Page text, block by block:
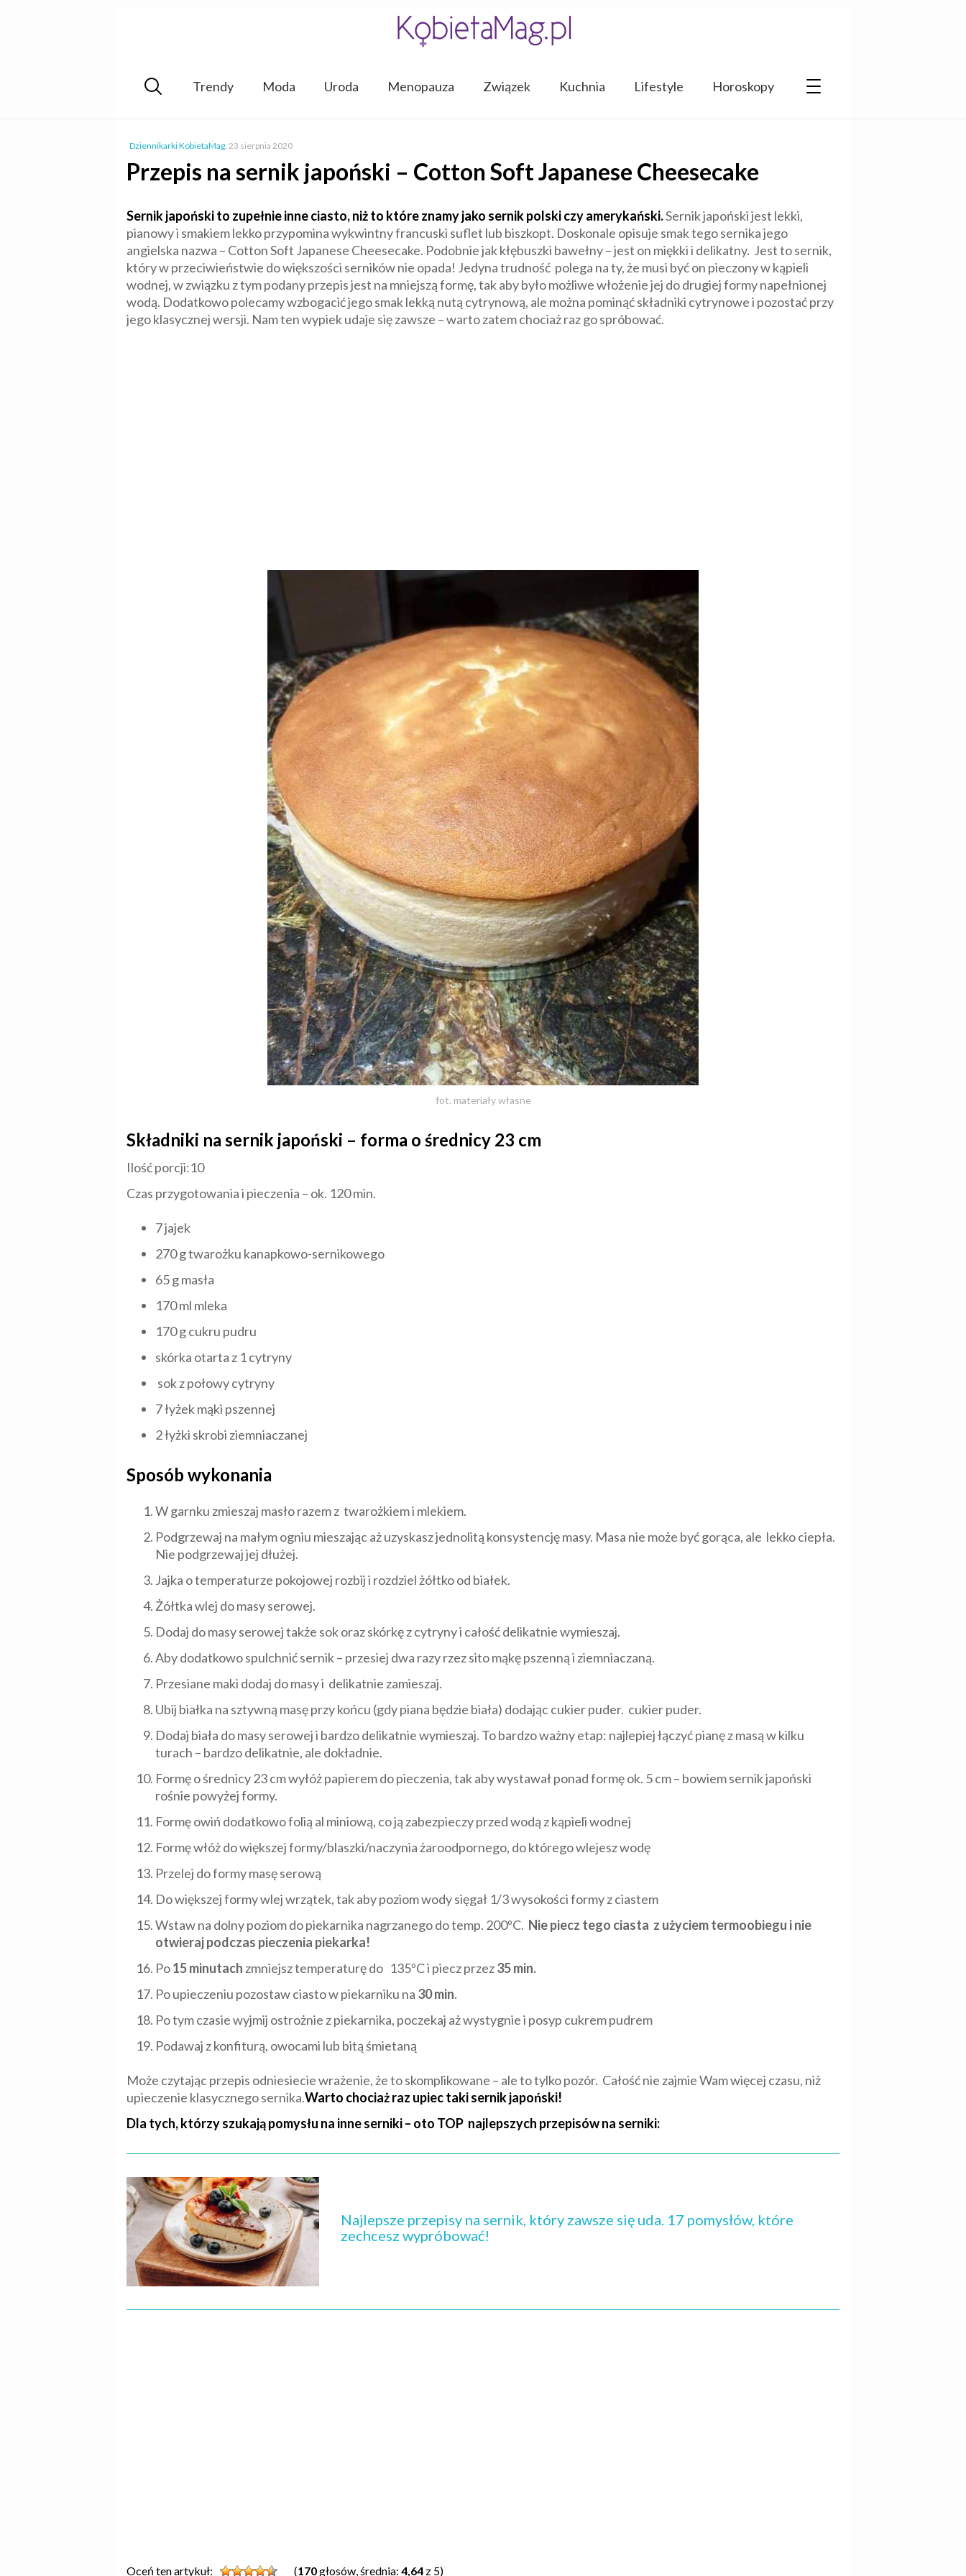
Trendy Moda Uroda Menopauza Związek Kuchnia Lifestyle Horoskopy
Dziennikarki KobietaMag, 23 sierpnia 2020
Przepis na sernik japoński – Cotton Soft Japanese Cheesecake
Sernik japoński to zupełnie inne ciasto, niż to które znamy jako sernik polski czy amerykański.Sernik japoński jest lekki,
pianowy i smakiem lekko przypomina wykwintny francuski suflet lub biszkopt. Doskonale opisuje smak tego sernika jego
angielska nazwa – Cotton Soft Japanese Cheesecake. Podobnie jak kłębuszki bawełny – jest on miękki i delikatny. Jest to sernik,
który w przeciwieństwie do większości serników nie opada! Jedyna trudność polega na ty, że musi być on pieczony w kąpieli
wodnej, w związku z tym podany przepis jest na mniejszą formę, tak aby było możliwe włożenie jej do drugiej formy napełnionej
wodą. Dodatkowo polecamy wzbogacić jego smak lekką nutą cytrynową, ale można pominąć składniki cytrynowe i pozostać przy
jego klasycznej wersji. Nam ten wypiek udaje się zawsze – warto zatem chociaż raz go spróbować.
fot. materiały własne
Składniki na sernik japoński – forma o średnicy 23 cm
Ilość porcji:10
Czas przygotowania i pieczenia – ok. 120 min.
7 jajek
270 g twarożku kanapkowo-sernikowego
65 g masła
170 ml mleka
170 g cukru pudru
skórka otarta z 1 cytryny
sok z połowy cytryny
7 łyżek mąki pszennej
2 łyżki skrobi ziemniaczanej
Sposób wykonania
W garnku zmieszaj masło razem z twarożkiem i mlekiem.
Podgrzewaj na małym ogniu mieszając aż uzyskasz jednolitą konsystencję masy. Masa nie może być gorąca, ale lekko ciepła.
Nie podgrzewaj jej dłużej.
Jajka o temperaturze pokojowej rozbij i rozdziel żółtko od białek.
Żółtka wlej do masy serowej.
Dodaj do masy serowej także sok oraz skórkę z cytryny i całość delikatnie wymieszaj.
Aby dodatkowo spulchnić sernik – przesiej dwa razy rzez sito mąkę pszenną i ziemniaczaną.
Przesiane maki dodaj do masy i delikatnie zamieszaj.
Ubij białka na sztywną masę przy końcu (gdy piana będzie biała) dodając cukier puder. cukier puder.
Dodaj biała do masy serowej i bardzo delikatnie wymieszaj. To bardzo ważny etap: najlepiej łączyć pianę z masą w kilku
turach – bardzo delikatnie, ale dokładnie.
Formę o średnicy 23 cm wyłóż papierem do pieczenia, tak aby wystawał ponad formę ok. 5 cm – bowiem sernik japoński
rośnie powyżej formy.
Formę owiń dodatkowo folią al miniową, co ją zabezpieczy przed wodą z kąpieli wodnej
Formę włóż do większej formy/blaszki/naczynia żaroodpornego, do którego wlejesz wodę
Przelej do formy masę serową
Do większej formy wlej wrzątek, tak aby poziom wody sięgał 1/3 wysokości formy z ciastem
Wstaw na dolny poziom do piekarnika nagrzanego do temp. 200ºC. Nie piecz tego ciasta z użyciem termoobiegu i nie
otwieraj podczas pieczenia piekarka!
Po15 minutach zmniejsz temperaturę do 135ºC i piecz przez35 min.
Po upieczeniu pozostaw ciasto w piekarniku na 30 min.
Po tym czasie wyjmij ostrożnie z piekarnika, poczekaj aż wystygnie i posyp cukrem pudrem
Podawaj z konfiturą, owocami lub bitą śmietaną
Może czytając przepis odniesiecie wrażenie, że to skomplikowane – ale to tylko pozór. Całość nie zajmie Wam więcej czasu, niż
upieczenie klasycznego sernika.Warto chociaż raz upiec taki sernik japoński!
Dla tych, którzy szukają pomysłu na inne serniki – oto TOP najlepszych przepisów na serniki:
Najlepsze przepisy na sernik, który zawsze się uda. 17 pomysłów, które
zechcesz wypróbować!
Oceń ten artykuł: (170głosów, średnia: 4,64 z 5)